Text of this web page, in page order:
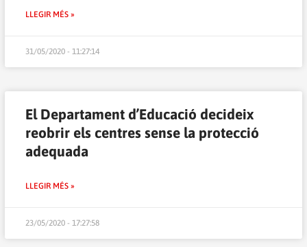
LLEGIR MÉS »
31/05/2020 - 11:27:14
El Departament d’Educació decideix
reobrir els centres sense la protecció
adequada
LLEGIR MÉS »
23/05/2020 - 17:27:58